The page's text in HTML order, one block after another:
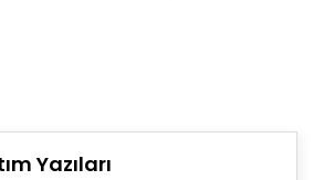
Yazıları